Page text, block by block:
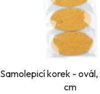
Samolepicí korek - ovál,
cm